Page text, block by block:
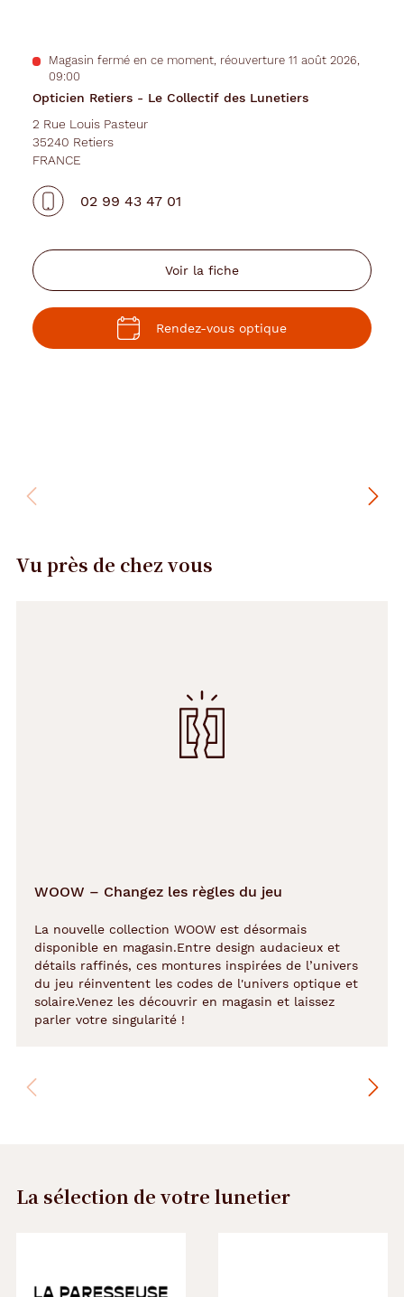
Retiers
Collectif
des
Lunetiers
Opticien Retiers - Le Collectif des Lunetiers
Magasin fermé en ce moment, réouverture 11 août 2026,
09:00
2 Rue Louis Pasteur
35240 Retiers
FRANCE
02 99 43 47 01
Voir la fiche
Rendez-vous optique
Vu près de chez vous
WOOW – Changez les règles du jeu
La nouvelle collection WOOW est désormais
disponible en magasin.Entre design audacieux et
détails raffinés, ces montures inspirées de l’univers
du jeu réinventent les codes de l'univers optique et
solaire.Venez les découvrir en magasin et laissez
parler votre singularité !
La sélection de votre lunetier